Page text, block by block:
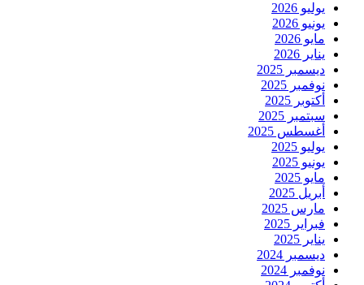
يوليو 2026
يونيو 2026
مايو 2026
يناير 2026
ديسمبر 2025
نوفمبر 2025
أكتوبر 2025
سبتمبر 2025
أغسطس 2025
يوليو 2025
يونيو 2025
مايو 2025
أبريل 2025
مارس 2025
فبراير 2025
يناير 2025
ديسمبر 2024
نوفمبر 2024